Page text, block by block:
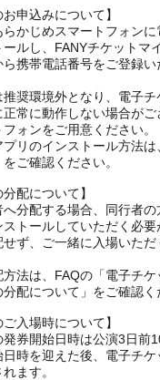
申込みについて】
かじめスマートフォンに
ルし、FANYチケットマ
携帯電話番号をご登録
推奨環境外となり、電子
常に動作しない場合がご
ォンをご用意ください。
リのインストール方法は
ご確認ください。
配について】
分配する場合、同行者の
トールしていただく必要
ず、ご一緒に入場いただ
法は、FAQの「電子チケ
配について」をご確認く
入場時について】
券開始日時は公演3日前
日時を迎えた後、電子チケ
ます。